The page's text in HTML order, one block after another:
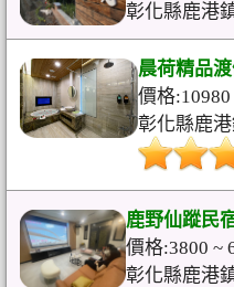
彰化縣鹿港
晨荷精品
價格:10980
彰化縣鹿
鹿野仙蹤民
價格:3800 ~
彰化縣鹿港